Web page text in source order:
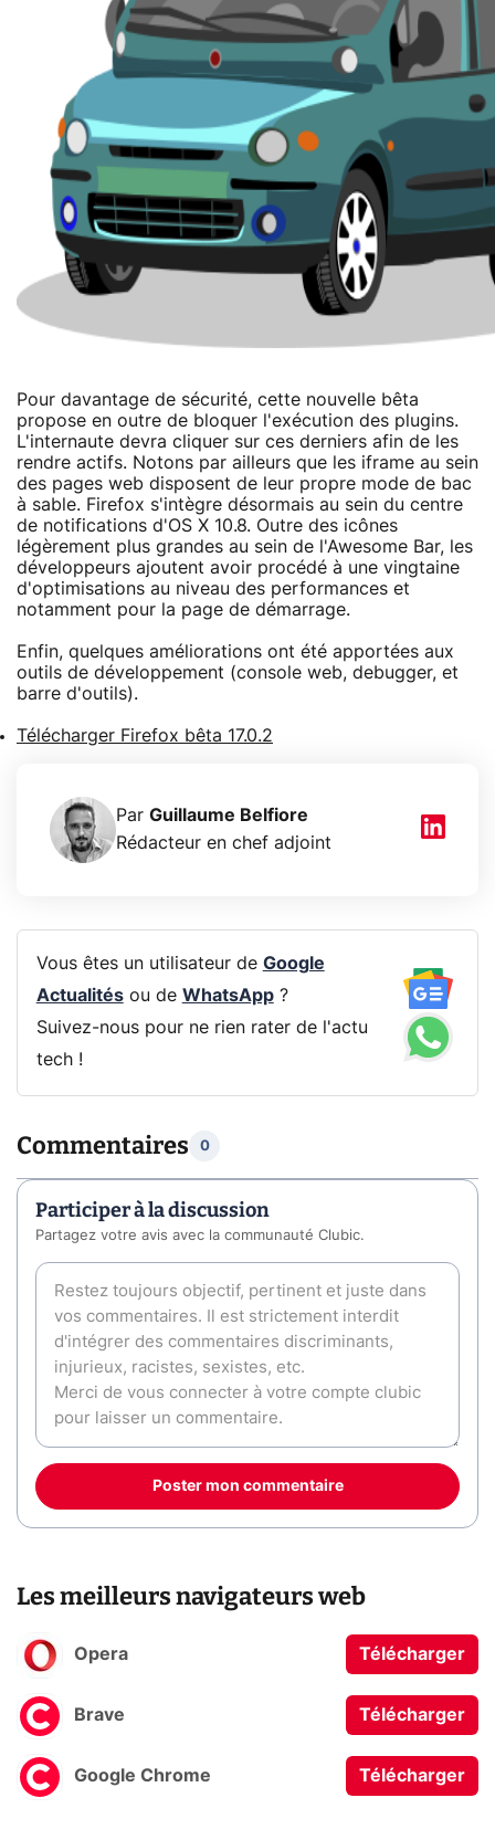
Pour davantage de sécurité, cette nouvelle bêta
propose en outre de bloquer l'exécution des plugins.
L'internaute devra cliquer sur ces derniers afin de les
rendre actifs. Notons par ailleurs que les iframe au sein
des pages web disposent de leur propre mode de bac
à sable. Firefox s'intègre désormais au sein du centre
de notifications d'OS X 10.8. Outre des icônes
légèrement plus grandes au sein de l'Awesome Bar, les
développeurs ajoutent avoir procédé à une vingtaine
d'optimisations au niveau des performances et
notamment pour la page de démarrage.
Enfin, quelques améliorations ont été apportées aux
outils de développement (console web, debugger, et
barre d'outils).
Télécharger Firefox bêta 17.0.2
Par Guillaume Belfiore
Rédacteur en chef adjoint
Vous êtes un utilisateur de Google
Actualitésou de WhatsApp?
Suivez-nous pour ne rien rater de l'actu
tech !
Commentaires 0
Participer à la discussion
Partagez votre avis avec la communauté Clubic.
Poster mon commentaire
Les meilleurs navigateurs web
Opera Télécharger
Brave Télécharger
Google Chrome Télécharger